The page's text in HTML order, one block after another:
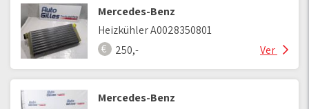
Mercedes-Benz
Heizkühler A0028350801
250,-
Ver
Mercedes-Benz